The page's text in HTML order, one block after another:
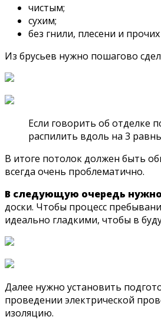
чистым;
сухим;
без гнили, плесени и
Из брусьев нужно пошагово
Если говорить об отделке
распилить вдоль на 3
В итоге потолок должен быть
всегда очень проблематично.
В следующую очередь
доски. Чтобы процесс
идеально гладкими, чтобы в
Далее нужно установить
проведении электрической
изоляцию.